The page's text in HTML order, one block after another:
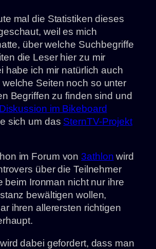
mal die Statistiken dieses
weil es mich
über welche Suchbegriffe
die Leser hier zu mir
habe ich mir natürlich auch
Seiten noch so unter
Begriffen zu finden sind und
Diskussion im Bikeboard
sich um das SternTV-Projekt
im Forum von3athlon wird
über die Teilnehmer
beim Ironman nicht nur ihre
bewältigen wollen,
ihren allerersten richtigen
dabei gefordert, dass man